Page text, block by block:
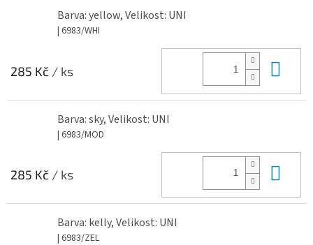
Barva: yellow, Velikost: UNI
| 6983/WHI
285 Kč / ks
Barva: sky, Velikost: UNI
| 6983/MOD
285 Kč / ks
Barva: kelly, Velikost: UNI
| 6983/ZEL